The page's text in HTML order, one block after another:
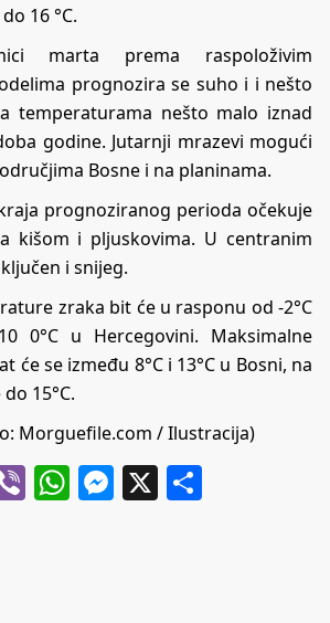
16 °C.
marta prema raspoloživim
prognozira se suho i i nešto
temperaturama nešto malo iznad
godine. Jutarnji mrazevi mogući
Bosne i na planinama.
prognoziranog perioda očekuje
kišom i pljuskovima. U centranim
i snijeg.
zraka bit će u rasponu od -2°C
0°C u Hercegovini. Maksimalne
će se između 8°C i 13°C u Bosni, na
15°C.
Morguefile.com / Ilustracija)
ViberWhatsApp
Messenger
X